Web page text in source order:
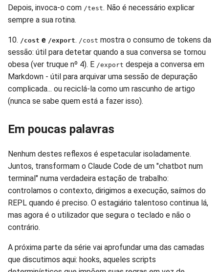
Depois, invoca-o com /test. Não é necessário explicar
sempre a sua rotina.
10. /cost e /export. /cost mostra o consumo de tokens da
sessão: útil para detetar quando a sua conversa se tornou
obesa (ver truque nº 4). E /export despeja a conversa em
Markdown - útil para arquivar uma sessão de depuração
complicada... ou reciclá-la como um rascunho de artigo
(nunca se sabe quem está a fazer isso).
Em poucas palavras
Nenhum destes reflexos é espetacular isoladamente.
Juntos, transformam o Claude Code de um "chatbot num
terminal" numa verdadeira estação de trabalho:
controlamos o contexto, dirigimos a execução, saímos do
REPL quando é preciso. O estagiário talentoso continua lá,
mas agora é o utilizador que segura o teclado e não o
contrário.
A próxima parte da série vai aprofundar uma das camadas
que discutimos aqui: hooks, aqueles scripts